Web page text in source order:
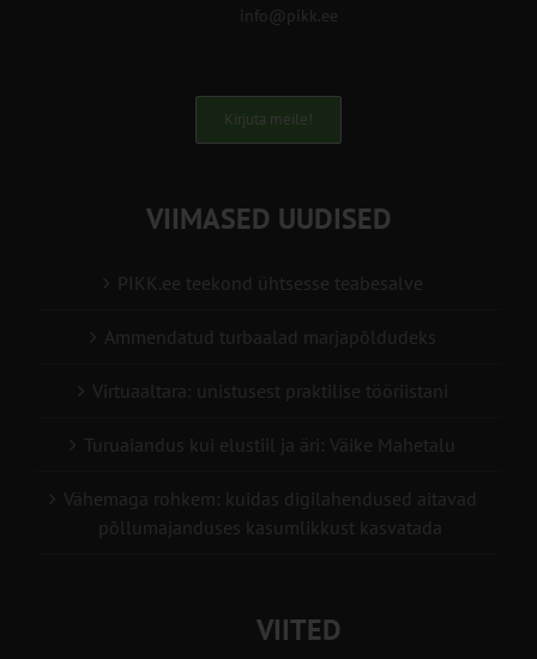
info@pikk.ee
Kirjuta meile!
VIIMASED UUDISED
PIKK.ee teekond ühtsesse teabesalve
Ammendatud turbaalad marjapõldudeks
Virtuaaltara: unistusest praktilise tööriistani
Turuaiandus kui elustiil ja äri: Väike Mahetalu
Vähemaga rohkem: kuidas digilahendused aitavad
põllumajanduses kasumlikkust kasvatada
VIITED